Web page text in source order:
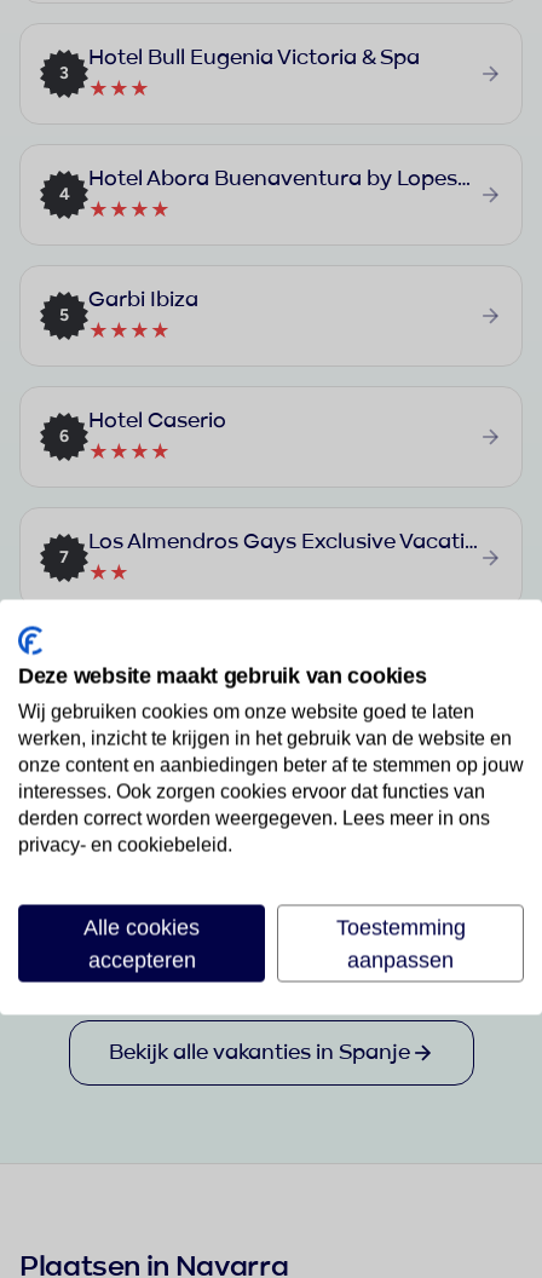
3
Hotel Bull Eugenia Victoria & Spa
★★★
4
Hotel Abora Buenaventura by Lopesan Hotels
★★★★
5
Garbi Ibiza
★★★★
6
Hotel Caserio
★★★★
7
Los Almendros Gays Exclusive Vacation Club
★★
8
Hotel AluaSun Lago Rojo
9
Hotel Riu Palace Maspalomas
★★★★★
Best Tenerife
★★★★
Bekijk alle vakanties in Spanje
Plaatsen in Navarra
Deze website maakt gebruik van cookies
Wij gebruiken cookies om onze website goed te laten
werken, inzicht te krijgen in het gebruik van de website en
onze content en aanbiedingen beter af te stemmen op jouw
interesses. Ook zorgen cookies ervoor dat functies van
derden correct worden weergegeven. Lees meer in ons
privacy- en cookiebeleid.
Alle cookies
accepteren
Toestemming
aanpassen